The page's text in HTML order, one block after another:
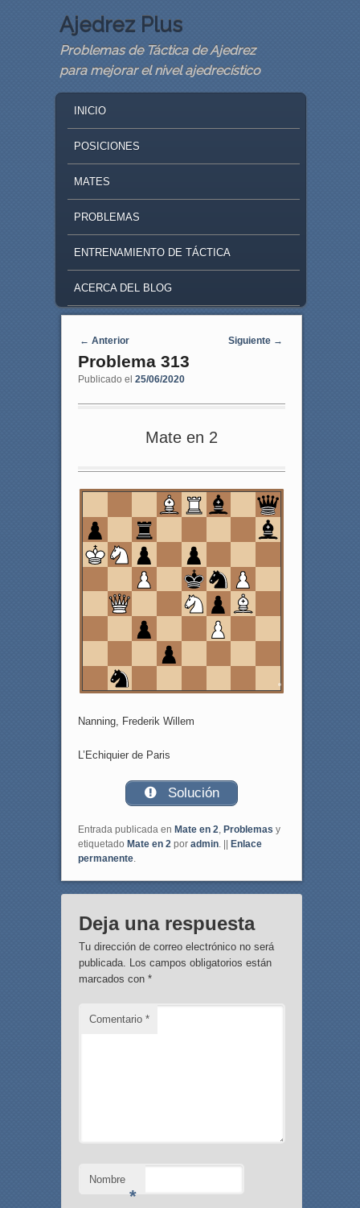
Ajedrez Plus
Problemas de Táctica de Ajedrez
para mejorar el nivel ajedrecístico
SKIP TO PRIMARY CONTENT
SKIP TO SECONDARY CONTENT
INICIO
POSICIONES
MATES
PROBLEMAS
ENTRENAMIENTO DE TÁCTICA
ACERCA DEL BLOG
Navegaci�n de entradas
← Anterior Siguiente →
Problema 313
Publicado el 25/06/2020
Mate en 2
b
Nanning, Frederik Willem
L’Echiquier de Paris
Solución
Entrada publicada en Mate en 2, Problemas y
etiquetado Mate en 2por admin. ||
Enlace
permanente.
Deja una respuesta
Tu dirección de correo electrónico no será
publicada. Los campos obligatorios están
marcados con *
Comentario *
Nombre
*